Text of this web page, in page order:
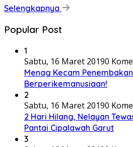
Selengkapnya
Popular Post
1
Sabtu, 16 Maret 20190
Menag Kecam
Berperikemanusiaan!
2
Sabtu, 16 Maret 20190
2 Hari Hilang, Nelayan
Pantai Cipalawah Garut
3